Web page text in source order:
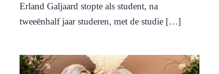
Erland Galjaard stopte als student, na
tweeënhalf jaar studeren, met de studie […]